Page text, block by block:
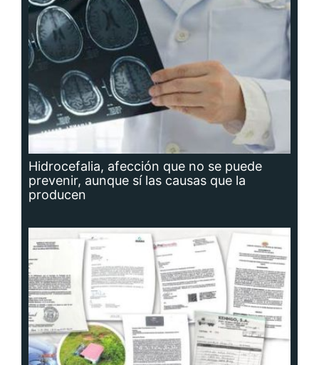
Hidrocefalia, afección que no se puede
prevenir, aunque sí las causas que la
producen